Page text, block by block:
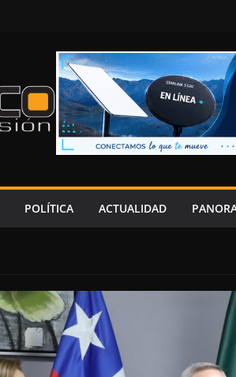
POLÍTICA ACTUALIDAD